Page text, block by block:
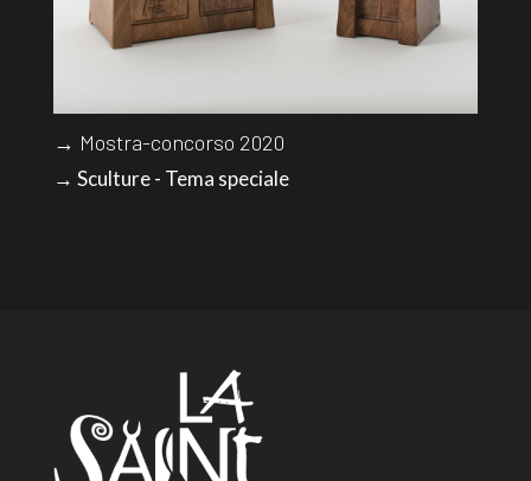
→ Mostra-concorso 2020
→ Sculture - Tema speciale